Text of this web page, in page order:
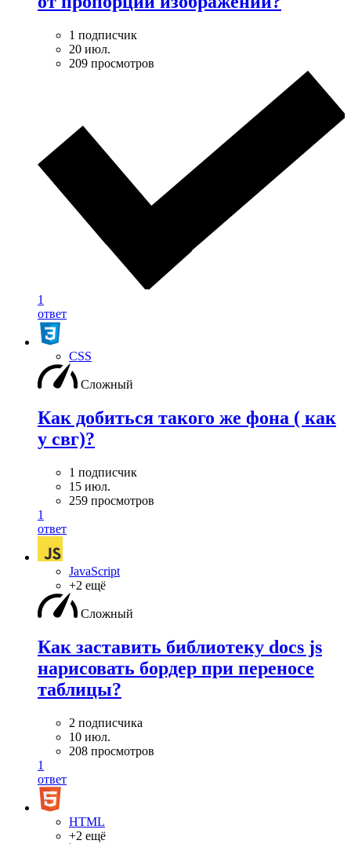
1 подписчик
20 июл.
209 просмотров
1
ответ
CSS
Сложный
Как добиться такого же фона ( как
у свг)?
1 подписчик
15 июл.
259 просмотров
1
ответ
JavaScript
+2 ещё
Сложный
Как заставить библиотеку docs js
нарисовать бордер при переносе
таблицы?
2 подписчика
10 июл.
208 просмотров
1
ответ
HTML
+2 ещё